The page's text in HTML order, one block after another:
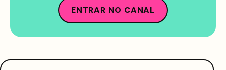
ENTRAR NO CANAL